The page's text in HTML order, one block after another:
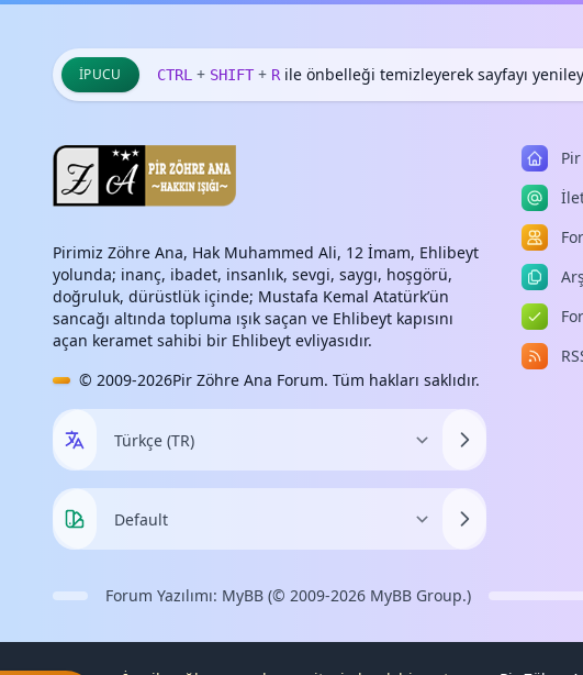
İPUCU CTRL + SHIFT + Rile önbelleği temizleyerek sayfayı
Pirimiz Zöhre Ana, Hak Muhammed Ali, 12 İmam, Ehlibeyt
yolunda; inanç, ibadet, insanlık, sevgi, saygı, hoşgörü,
doğruluk, dürüstlük içinde; Mustafa Kemal Atatürk’ün
sancağı altında topluma ışık saçan ve Ehlibeyt kapısını
açan keramet sahibi bir Ehlibeyt evliyasıdır.
© 2009-2026Pir Zöhre Ana Forum. Tüm hakları saklıdır.
Forum Yazılımı: MyBB (© 2009-2026 MyBB Group.)